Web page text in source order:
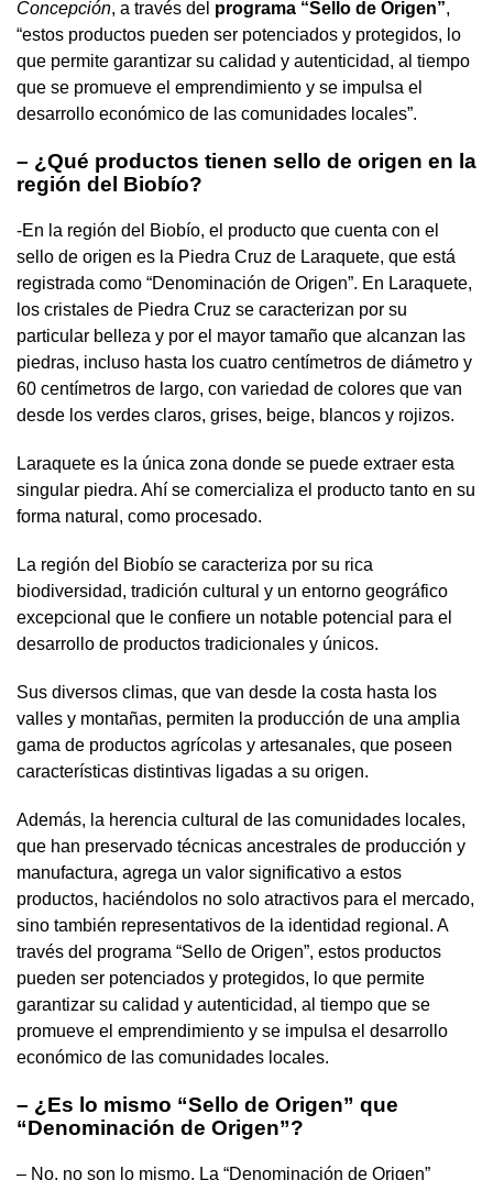
Concepción, a través del programa “Sello de Origen”,
“estos productos pueden ser potenciados y protegidos, lo
que permite garantizar su calidad y autenticidad, al tiempo
que se promueve el emprendimiento y se impulsa el
desarrollo económico de las comunidades locales”.
– ¿Qué productos tienen sello de origen en la
región del Biobío?
-En la región del Biobío, el producto que cuenta con el
sello de origen es la Piedra Cruz de Laraquete, que está
registrada como “Denominación de Origen”. En Laraquete,
los cristales de Piedra Cruz se caracterizan por su
particular belleza y por el mayor tamaño que alcanzan las
piedras, incluso hasta los cuatro centímetros de diámetro y
60 centímetros de largo, con variedad de colores que van
desde los verdes claros, grises, beige, blancos y rojizos.
Laraquete es la única zona donde se puede extraer esta
singular piedra. Ahí se comercializa el producto tanto en su
forma natural, como procesado.
La región del Biobío se caracteriza por su rica
biodiversidad, tradición cultural y un entorno geográfico
excepcional que le confiere un notable potencial para el
desarrollo de productos tradicionales y únicos.
Sus diversos climas, que van desde la costa hasta los
valles y montañas, permiten la producción de una amplia
gama de productos agrícolas y artesanales, que poseen
características distintivas ligadas a su origen.
Además, la herencia cultural de las comunidades locales,
que han preservado técnicas ancestrales de producción y
manufactura, agrega un valor significativo a estos
productos, haciéndolos no solo atractivos para el mercado,
sino también representativos de la identidad regional. A
través del programa “Sello de Origen”, estos productos
pueden ser potenciados y protegidos, lo que permite
garantizar su calidad y autenticidad, al tiempo que se
promueve el emprendimiento y se impulsa el desarrollo
económico de las comunidades locales.
– ¿Es lo mismo “Sello de Origen” que
“Denominación de Origen”?
– No, no son lo mismo. La “Denominación de Origen”